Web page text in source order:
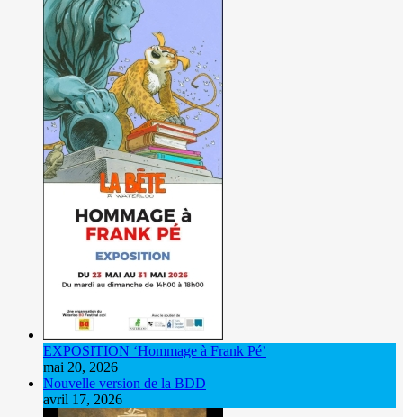
EXPOSITION ‘Hommage à Frank Pé’
mai 20, 2026
Nouvelle version de la BDD
avril 17, 2026